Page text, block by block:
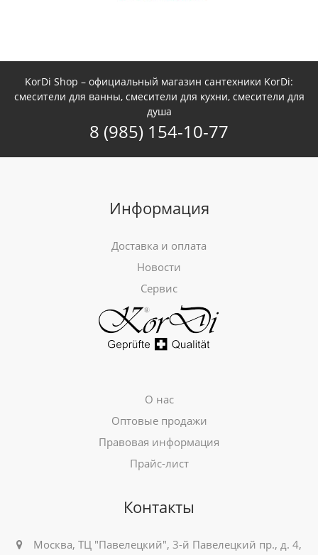
KorDi Shop – официальный магазин сантехники KorDi:
смесители для ванны, смесители для кухни, смесители для
душа
8 (985) 154-10-77
Информация
Доставка и оплата
Новости
Сервис
О нас
Оптовые продажи
Правовая информация
Прайс-лист
Контакты
Москва, ТЦ "Павелецкий", 3-й Павелецкий пр., д. 4,